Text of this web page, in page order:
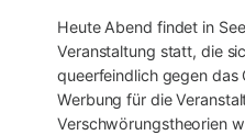
Heute Abend findet in
Veranstaltung statt, die
queerfeindlich gegen das
Werbung für die
Verschwörungstheorien